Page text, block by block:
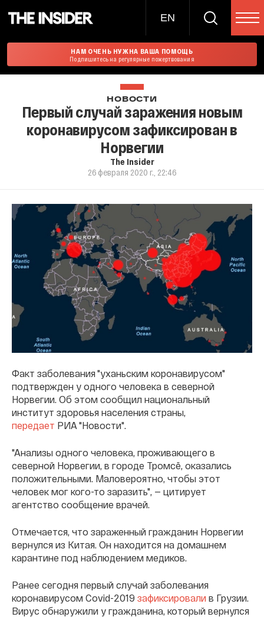
EN
НАМ ОЧЕНЬ НУЖНА ВАША ПОМОЩЬ
Подпишитесь на регулярные пожертвования
НОВОСТИ
Первый случай заражения новым
коронавирусом зафиксирован в
Норвегии
The Insider
26 февраля 2020 г., 22:46
Факт заболевания "уханьским коронавирусом"
подтвержден у одного человека в северной
Норвегии. Об этом сообщил национальный
институт здоровья населения страны,
передает РИА "Новости".
"Анализы одного человека, проживающего в
северной Норвегии, в городе Тромсё, оказались
положительными. Маловероятно, чтобы этот
человек мог кого-то заразить", — цитирует
агентство сообщение врачей.
Отмечается, что зараженный гражданин Норвегии
вернулся из Китая. Он находится на домашнем
карантине под наблюдением медиков.
Ранее сегодня первый случай заболевания
коронавирусом Covid-2019 зафиксировали в Грузии.
Вирус обнаружили у гражданина, который вернулся